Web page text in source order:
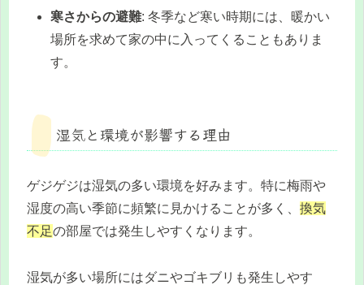
寒さからの避難: 冬季など寒い時期には、暖かい
場所を求めて家の中に入ってくることもありま
す。
湿気と環境が影響する理由
ゲジゲジは湿気の多い環境を好みます。特に梅雨や
湿度の高い季節に頻繁に見かけることが多く、 換気
不足の部屋では発生しやすくなります。
湿気が多い場所にはダニやゴキブリも発生しやす